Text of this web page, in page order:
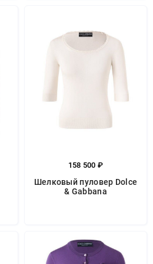
158 500 ₽
Шелковый пуловер Dolce
& Gabbana